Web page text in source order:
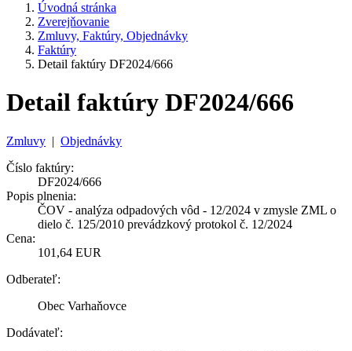
Úvodná stránka
Zverejňovanie
Zmluvy, Faktúry, Objednávky
Faktúry
Detail faktúry DF2024/666
Detail faktúry DF2024/666
Zmluvy | Objednávky
Číslo faktúry:
DF2024/666
Popis plnenia:
ČOV - analýza odpadových vôd - 12/2024 v zmysle ZML o
dielo č. 125/2010 prevádzkový protokol č. 12/2024
Cena:
101,64 EUR
Odberateľ:
Obec Varhaňovce
Dodávateľ: